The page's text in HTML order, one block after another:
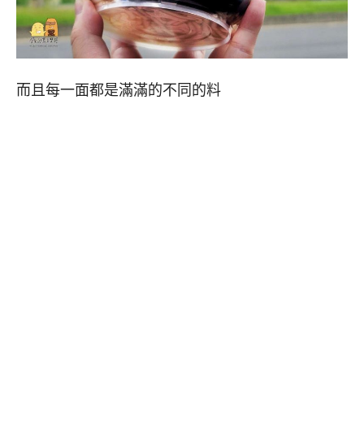
而且每一面都是滿滿的不同的料